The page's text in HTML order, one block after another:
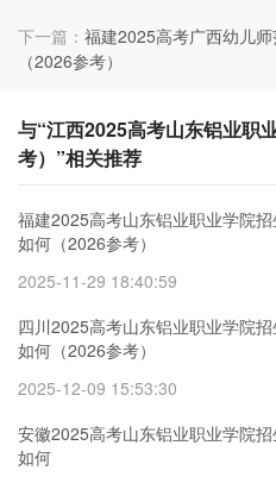
下一篇： 福建2025高考广西幼儿
（2026参考）
与“江西2025高考山东铝业职
考）”相关推荐
福建2025高考山东铝业职业学院
如何（2026参考）
2025-11-29 18:40:59
四川2025高考山东铝业职业学院
如何（2026参考）
2025-12-09 15:53:30
安徽2025高考山东铝业职业学院
如何